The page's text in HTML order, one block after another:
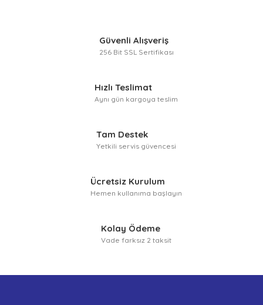
Güvenli Alışveriş
256 Bit SSL Sertifikası
Hızlı Teslimat
Aynı gün kargoya teslim
Tam Destek
Yetkili servis güvencesi
Ücretsiz Kurulum
Hemen kullanıma başlayın
Kolay Ödeme
Vade farksız 2 taksit